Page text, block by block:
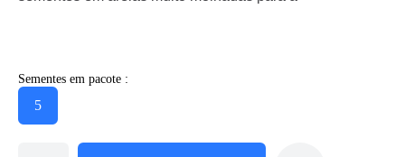
Sementes em pacote :
5